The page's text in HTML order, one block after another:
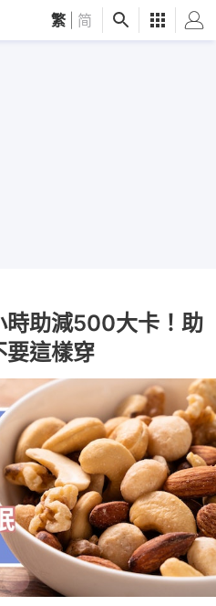
繁 简
時助減500大卡！助
要這樣穿